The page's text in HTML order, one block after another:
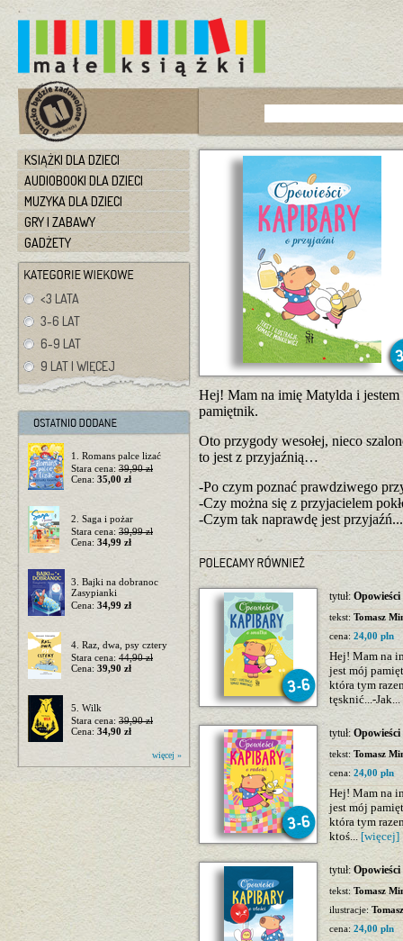
KSIĄŻKI DLA DZIECI
AUDIOBOOKI DLA DZIECI
MUZYKA DLA DZIECI
GRY I ZABAWY
GADŻETY
<3 LATA
3-6 LAT
6-9 LAT
9 LAT I WIĘCEJ
1. Romans palce lizać
Stara cena: 39,90 zł
Cena: 35,00 zł
2. Saga i pożar
Stara cena: 39,99 zł
Cena: 34,99 zł
3. Bajki na dobranoc
Zasypianki
Cena: 34,99 zł
4. Raz, dwa, psy cztery
Stara cena: 44,90 zł
Cena: 39,90 zł
5. Wilk
Stara cena: 39,90 zł
Cena: 34,90 zł
więcej »
Hej! Mam na imię Matylda i
pamiętnik.
Oto przygody wesołej, nieco
to jest z przyjaźnią…
-Po czym poznać prawdziwego
-Czy można się z przyjacielem
-Czym tak naprawdę jest przyjaźń...
tytuł:
tekst: Tomasz
cena: 24,00 pln
Hej! Mam na
jest mój
która tym
tęsknić...-Jak...
tytuł:
tekst: Tomasz
cena: 24,00 pln
Hej! Mam na
jest mój
która tym
ktoś... [więcej]
tytuł: Opowieści
tekst: Tomasz
ilustracje:
cena: 24,00 pln